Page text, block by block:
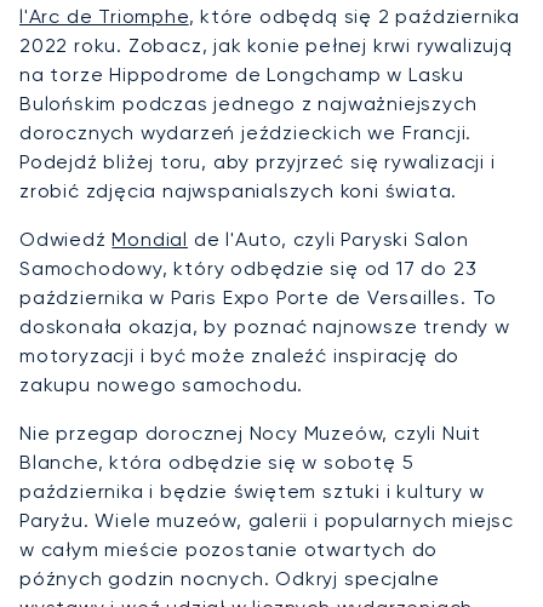
l'Arc de Triomphe, które odbędą się 2 października
2022 roku. Zobacz, jak konie pełnej krwi rywalizują
na torze Hippodrome de Longchamp w Lasku
Bulońskim podczas jednego z najważniejszych
dorocznych wydarzeń jeździeckich we Francji.
Podejdź bliżej toru, aby przyjrzeć się rywalizacji i
zrobić zdjęcia najwspanialszych koni świata.
OdwiedźMondial de l'Auto, czyli Paryski Salon
Samochodowy, który odbędzie się od 17 do 23
października w Paris Expo Porte de Versailles. To
doskonała okazja, by poznać najnowsze trendy w
motoryzacji i być może znaleźć inspirację do
zakupu nowego samochodu.
Nie przegap dorocznej Nocy Muzeów, czyli Nuit
Blanche, która odbędzie się w sobotę 5
października i będzie świętem sztuki i kultury w
Paryżu. Wiele muzeów, galerii i popularnych miejsc
w całym mieście pozostanie otwartych do
późnych godzin nocnych. Odkryj specjalne